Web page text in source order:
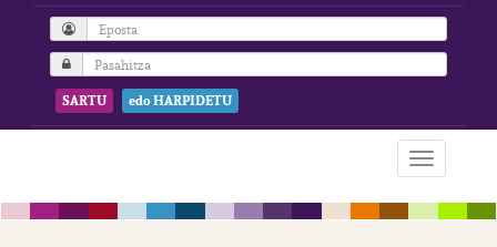
SARTU edo HARPIDETU